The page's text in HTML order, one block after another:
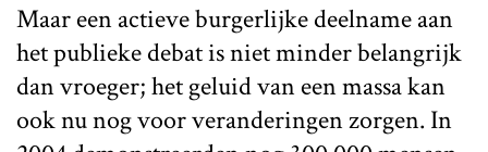
Maar een actieve burgerlijke deelname aan
het publieke debat is niet minder belangrijk
dan vroeger; het geluid van een massa kan
ook nu nog voor veranderingen zorgen. In